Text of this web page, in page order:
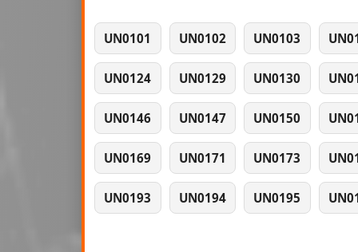
UN0101 UN0102 UN0103
UN0124 UN0129 UN0130
UN0146 UN0147 UN0150
UN0169 UN0171 UN0173
UN0193 UN0194 UN0195